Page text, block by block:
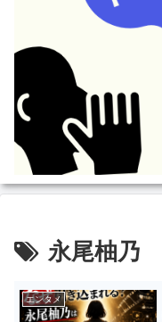
永尾柚乃
エンタメ